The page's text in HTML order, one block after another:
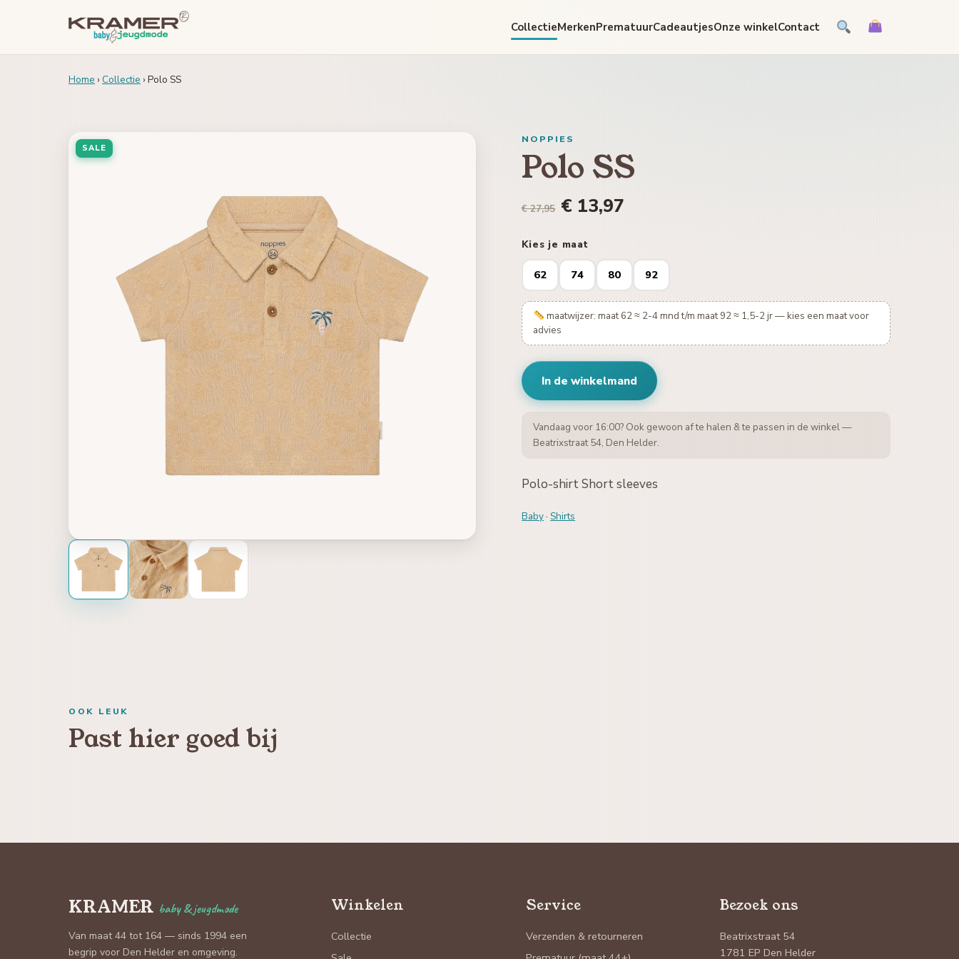
CollectieMerkenPrematuurCadeautjesOnze winkelContact
Home › Collectie › Polo SS
SALE
NOPPIES
Polo SS
€ 27,95 € 13,97
Kies je maat
62 74 80 92
maatwijzer: maat 62 ≈ 2-4 mnd t/m maat 92 ≈ 1,5-2 jr — kies een maat voor
advies
In de winkelmand
Vandaag voor 16:00? Ook gewoon af te halen & te passen in de winkel —
Beatrixstraat 54, Den Helder.
Polo-shirt Short sleeves
Baby·Shirts
OOK LEUK
Past hier goed bij
KRAMER baby & jeugdmode
Van maat 44 tot 164 — sinds 1994 een
begrip voor Den Helder en omgeving.
Winkelen
Collectie
Service
Verzenden & retourneren
Bezoek ons
Beatrixstraat 54
1781 EP Den Helder